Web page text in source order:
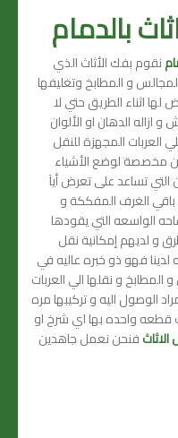
بالدمام
نقوم بفك الأثاث الذي
و المطابخ وتغليفها
لها اثناء الطريق حتي لا
الدهان او الألوان
العربات المجهزة للنقل
مخصصة لوضع الأشياء
التي تساعد على تعرض أيآ
الغرف المفككة و
الواسعه التي يقودها
و لديهم إمكانية نقل
فهو ذو خبره عاليه في
و نقلها الي العربات
الوصول اليه و تركيبها مره
قطعه واحده بها اي شرخ او
فنحن نعمل جاهدين